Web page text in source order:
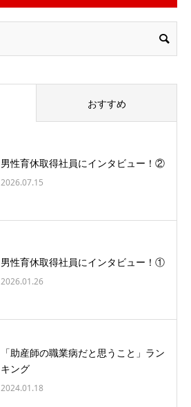
おすすめ
男性育休取得社員にインタビュー！②
2026.07.15
男性育休取得社員にインタビュー！①
2026.01.26
「助産師の職業病だと思うこと」ラン
キング
2024.01.18